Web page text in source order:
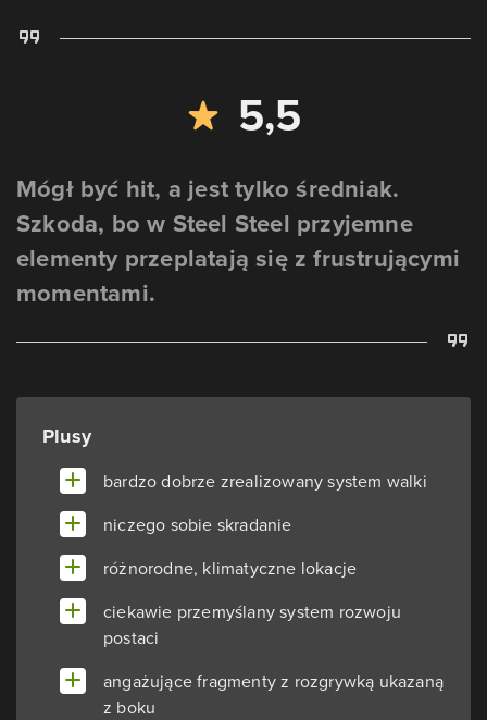
5,5
Mógł być hit, a jest tylko średniak.
Szkoda, bo w Steel Steel przyjemne
elementy przeplatają się z frustrującymi
momentami.
Plusy
bardzo dobrze zrealizowany system walki
niczego sobie skradanie
różnorodne, klimatyczne lokacje
ciekawie przemyślany system rozwoju
postaci
angażujące fragmenty z rozgrywką ukazaną
z boku